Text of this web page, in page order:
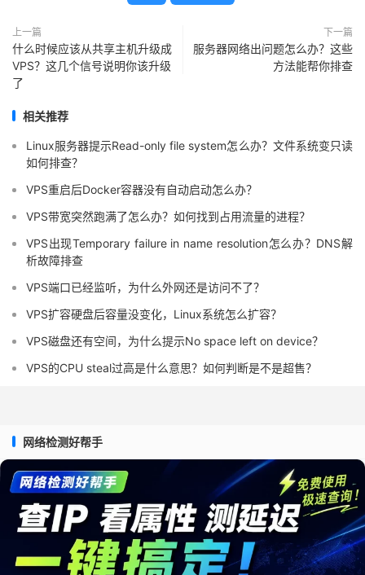
上一篇
什么时候应该从共享主机升级成
VPS？这几个信号说明你该升级
了
下一篇
服务器网络出问题怎么办？这些
方法能帮你排查
相关推荐
Linux服务器提示Read-only file system怎么办？文件系统变只读
如何排查？
VPS重启后Docker容器没有自动启动怎么办？
VPS带宽突然跑满了怎么办？如何找到占用流量的进程？
VPS出现Temporary failure in name resolution怎么办？DNS解
析故障排查
VPS端口已经监听，为什么外网还是访问不了？
VPS扩容硬盘后容量没变化，Linux系统怎么扩容？
VPS磁盘还有空间，为什么提示No space left on device？
VPS的CPU steal过高是什么意思？如何判断是不是超售？
网络检测好帮手